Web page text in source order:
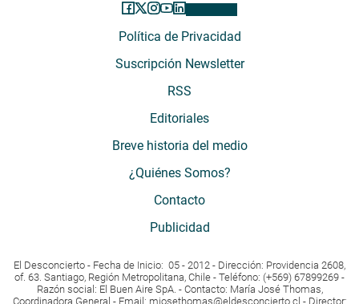
Política de Privacidad
Suscripción Newsletter
RSS
Editoriales
Breve historia del medio
¿Quiénes Somos?
Contacto
Publicidad
El Desconcierto - Fecha de Inicio: 05 - 2012 - Dirección: Providencia 2608,
of. 63. Santiago, Región Metropolitana, Chile - Teléfono: (+569) 67899269 -
Razón social: El Buen Aire SpA. - Contacto: María José Thomas,
Coordinadora General - Email: mjosethomas@eldesconcierto.cl - Director: